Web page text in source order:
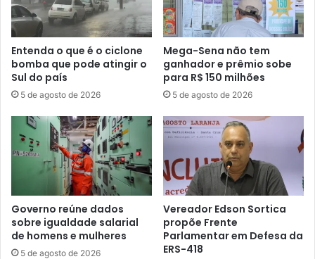
Entenda o que é o ciclone
bomba que pode atingir o
Sul do país
5 de agosto de 2026
Mega-Sena não tem
ganhador e prêmio sobe
para R$ 150 milhões
5 de agosto de 2026
Governo reúne dados
sobre igualdade salarial
de homens e mulheres
5 de agosto de 2026
Vereador Edson Sortica
propõe Frente
Parlamentar em Defesa da
ERS-418